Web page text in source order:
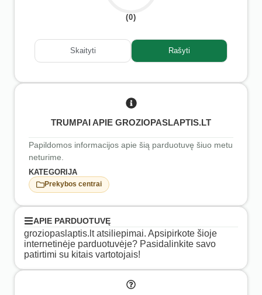
(0)
Skaityti Rašyti
TRUMPAI APIE GROZIOPASLAPTIS.LT
Papildomos informacijos apie šią parduotuvę šiuo metu
neturime.
KATEGORIJA
Prekybos centrai
APIE PARDUOTUVĘ
groziopaslaptis.lt atsiliepimai. Apsipirkote šioje
internetinėje parduotuvėje? Pasidalinkite savo
patirtimi su kitais vartotojais!